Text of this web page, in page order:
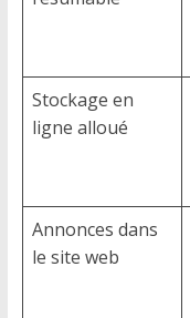
Stockage en
ligne alloué
Annonces dans
le site web